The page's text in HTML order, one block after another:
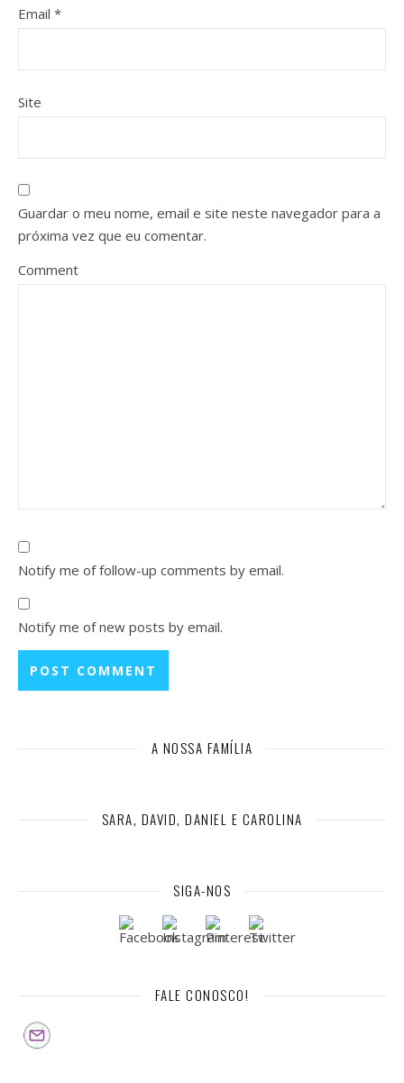
Email *
Site
Guardar o meu nome, email e site neste navegador para a
próxima vez que eu comentar.
Comment
Notify me of follow-up comments by email.
Notify me of new posts by email.
A NOSSA FAMÍLIA
SARA, DAVID, DANIEL E CAROLINA
SIGA-NOS
FALE CONOSCO!